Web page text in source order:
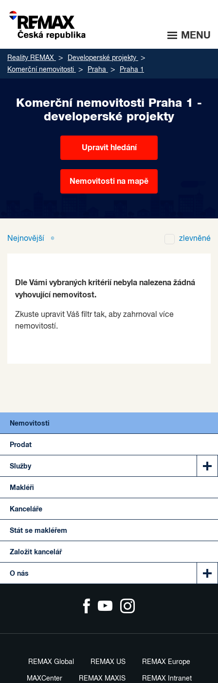
MENU
Reality REMAX
Developerské projekty
Komerční nemovitosti
Praha Praha 1
Komerční nemovitosti Praha 1 -
developerské projekty
Upravit hledání
Nemovitosti na mapě
Nejnovější zlevněné
Dle Vámi vybraných kritérií nebyla nalezena žádná
vyhovující nemovitost.
Zkuste upravit Váš filtr tak, aby zahrnoval více
nemovitostí.
Nemovitosti
Prodat
Služby
Makléři
Kanceláře
Stát se makléřem
Založit kancelář
O nás
REMAX Global REMAX US REMAX Europe
MAXCenter REMAX MAXIS REMAX Intranet